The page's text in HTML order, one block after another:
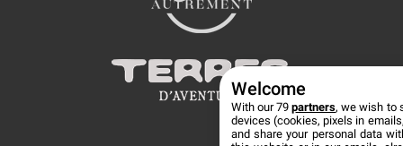
Welcome
With our 79partners, we wish to
devices (cookies, pixels in
and share your personal data